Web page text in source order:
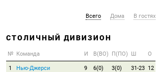
Всего Дома В гостях
СТОЛИЧНЫЙ ДИВИЗИОН
№ Команда И В(ВО) П(ПО) Ш О
1 Нью-Джерси 9 6(0) 3(0) 31-23 12